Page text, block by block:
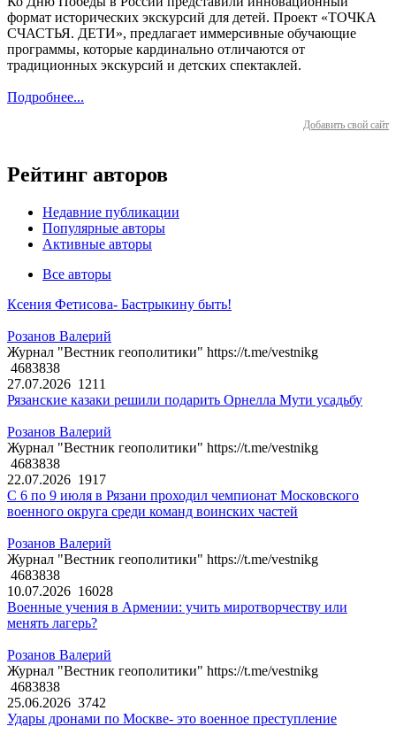
формат исторических экскурсий для детей. Проект «ТОЧКА
СЧАСТЬЯ. ДЕТИ», предлагает иммерсивные обучающие
программы, которые кардинально отличаются от
традиционных экскурсий и детских спектаклей.
Подробнее...
Добавить свой сайт
Рейтинг авторов
Недавние публикации
Популярные авторы
Активные авторы
Все авторы
Ксения Фетисова- Бастрыкину быть!
Розанов Валерий
Журнал "Вестник геополитики" https://t.me/vestnikg
4683838
27.07.2026 1211
Рязанские казаки решили подарить Орнелла Мути усадьбу
Розанов Валерий
Журнал "Вестник геополитики" https://t.me/vestnikg
4683838
22.07.2026 1917
С 6 по 9 июля в Рязани проходил чемпионат Московского
военного округа среди команд воинских частей
Розанов Валерий
Журнал "Вестник геополитики" https://t.me/vestnikg
4683838
10.07.2026 16028
Военные учения в Армении: учить миротворчеству или
менять лагерь?
Розанов Валерий
Журнал "Вестник геополитики" https://t.me/vestnikg
4683838
25.06.2026 3742
Удары дронами по Москве- это военное преступление